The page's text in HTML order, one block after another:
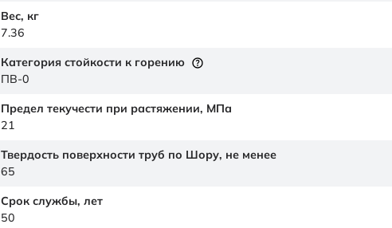
Вес, кг
7.36
Категория стойкости к горению
ПВ-0
Предел текучести при растяжении, МПа
21
Твердость поверхности труб по Шору, не менее
65
Срок службы, лет
50